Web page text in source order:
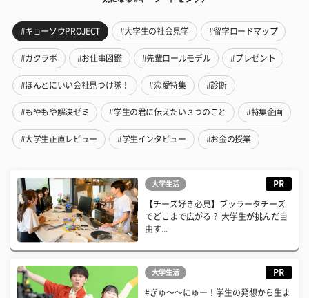
#キョーソウPROJECT #大学生の社会見学 #留学ロードマップ
#ガクラボ #お仕事図鑑 #先輩ロールモデル #プレゼント
#ほんとにいい会社見つけ隊！ #恋愛特集 #診断
#もやもや解決ゼミ #学生の君に伝えたい３つのこと #特集企画
#大学生正直レビュー #学生インタビュー #お金の授業
大学生活 PR
【チーズ好き必見】ブッラータチーズ
でどこまで広がる？ 大学生が挑んだ自
由す...
大学生活 PR
#ぎゅ〜〜にゅー！学生の発想から生ま